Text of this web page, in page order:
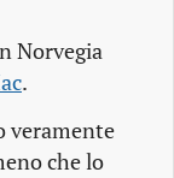
Norvegia
.
veramente
che lo